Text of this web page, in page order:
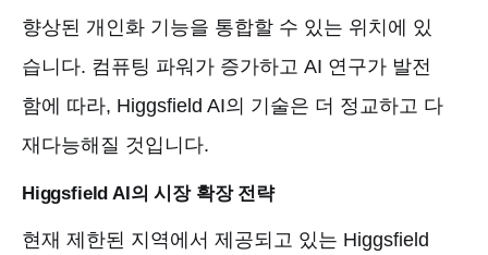
향상된 개인화 기능을 통합할 수 있는 위치에 있
습니다. 컴퓨팅 파워가 증가하고 AI 연구가 발전
함에 따라, Higgsfield AI의 기술은 더 정교하고 다
재다능해질 것입니다.
Higgsfield AI의 시장 확장 전략
현재 제한된 지역에서 제공되고 있는 Higgsfield